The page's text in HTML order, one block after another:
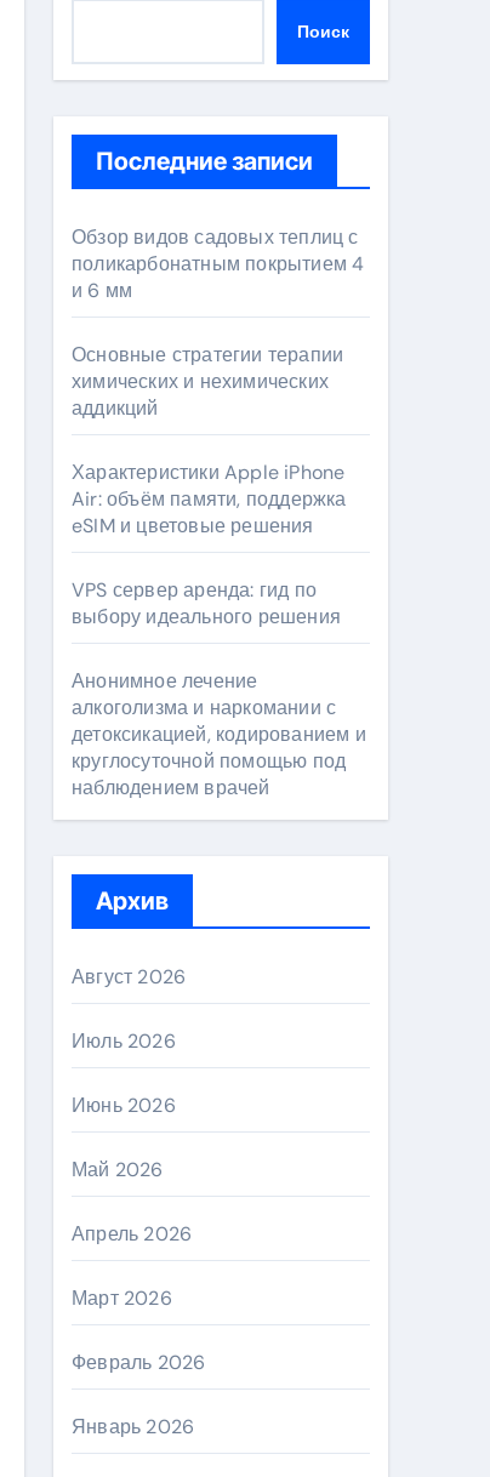
Поиск
Последние записи
Обзор видов садовых теплиц с
поликарбонатным покрытием 4
и 6 мм
Основные стратегии терапии
химических и нехимических
аддикций
Характеристики Apple iPhone
Air: объём памяти, поддержка
eSIM и цветовые решения
VPS сервер аренда: гид по
выбору идеального решения
Анонимное лечение
алкоголизма и наркомании с
детоксикацией, кодированием и
круглосуточной помощью под
наблюдением врачей
Архив
Август 2026
Июль 2026
Июнь 2026
Май 2026
Апрель 2026
Март 2026
Февраль 2026
Январь 2026